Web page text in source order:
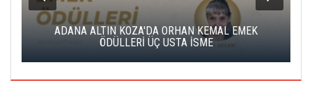
ADANA ALTIN KOZA'DA ORHAN KEMAL EMEK
ÖDÜLLERİ ÜÇ USTA İSME